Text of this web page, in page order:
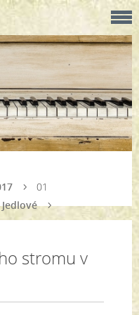
01
stromu v